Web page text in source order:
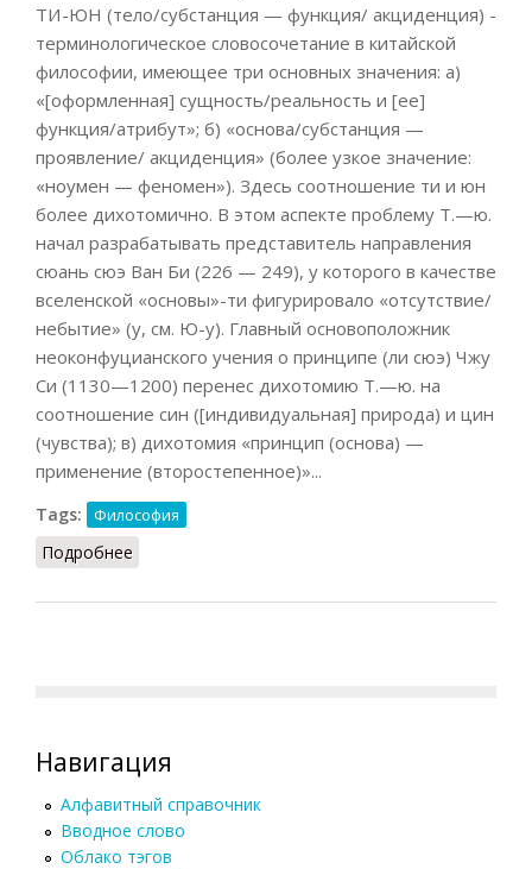
ТИ-ЮН (тело/субстанция — функция/ акциденция) -
терминологическое словосочетание в китайской
философии, имеющее три основных значения: а)
«[оформленная] сущность/реальность и [ее]
функция/атрибут»; б) «основа/субстанция —
проявление/ акциденция» (более узкое значение:
«ноумен — феномен»). Здесь соотношение ти и юн
более дихотомично. В этом аспекте проблему Т.—ю.
начал разрабатывать представитель направления
сюань сюэ Ван Би (226 — 249), у которого в качестве
вселенской «основы»-ти фигурировало «отсутствие/
небытие» (у, см. Ю-у). Главный основоположник
неоконфуцианского учения о принципе (ли сюэ) Чжу
Си (1130—1200) перенес дихотомию Т.—ю. на
соотношение син ([индивидуальная] природа) и цин
(чувства); в) дихотомия «принцип (основа) —
применение (второстепенное)»...
Tags: Философия
Подробнее
Навигация
Алфавитный справочник
Вводное слово
Облако тэгов